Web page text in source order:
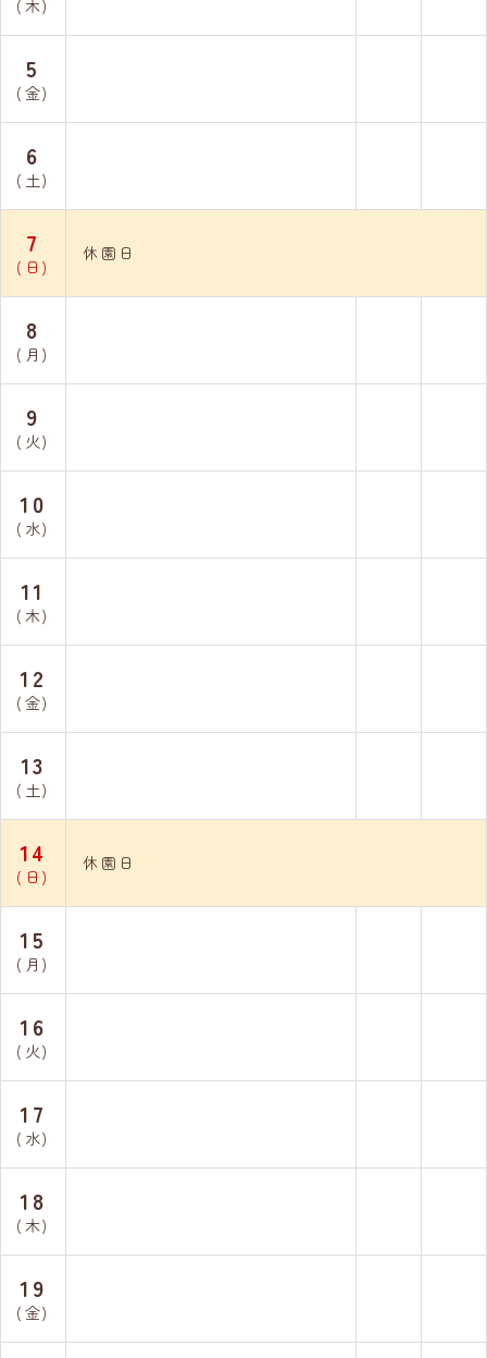
(木)
5
(金)
6
(土)
7
(日)
休園日
8
(月)
9
(火)
10
(水)
11
(木)
12
(金)
13
(土)
14
(日)
休園日
15
(月)
16
(火)
17
(水)
18
(木)
19
(金)